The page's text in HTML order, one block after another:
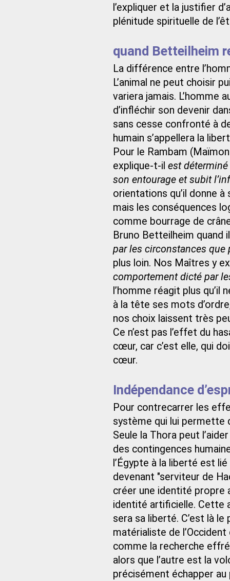
l’expliquer et la justifier
plénitude spirituelle de
quand Betteilheim
La différence entre
L’animal ne peut choisir
variera jamais. L’homme
d’infléchir son devenir
sans cesse confronté à
humain s’appellera la
Pour le Rambam
explique-t-il est déterminé
son entourage et subit
orientations qu’il donne
mais les conséquences
comme bourrage de
Bruno Betteilheim quand
par les circonstances que
plus loin. Nos Maîtres y
comportement dicté par
l’homme réagit plus
à la tête ses mots
nos choix laissent très
Ce n’est pas l’effet du
cœur, car c’est elle, qui
cœur.
Indépendance
Pour contrecarrer les
système qui lui permette
Seule la Thora peut
des contingences
l’Égypte à la liberté est
devenant "serviteur de
créer une identité propre
identité artificielle. Cette
sera sa liberté. C’est là
matérialiste de
comme la recherche
alors que l’autre est la
précisément échapper au